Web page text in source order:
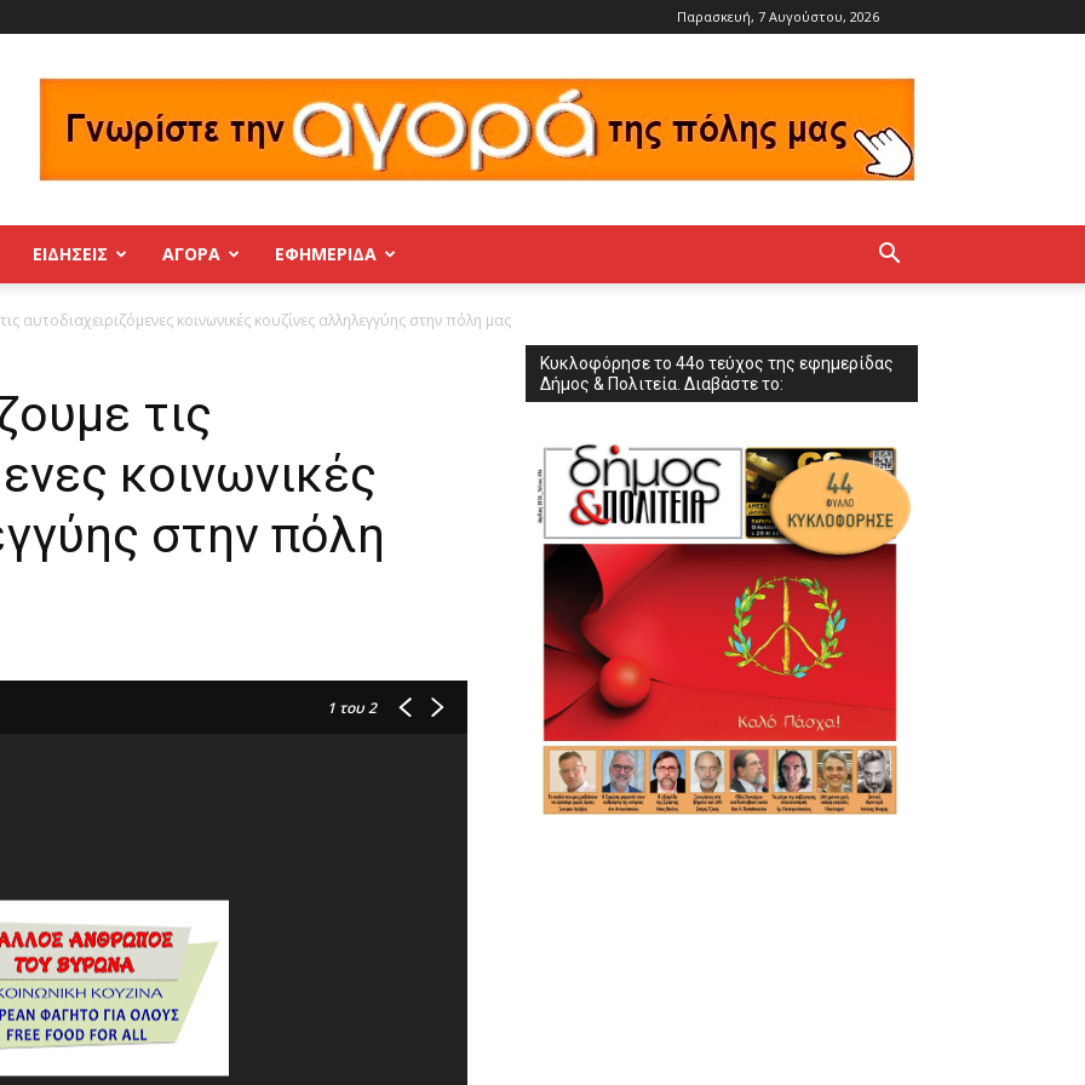
Παρασκευή, 7 Αυγούστου, 2026
ΕΙΔΗΣΕΙΣ ΑΓΟΡΑ ΕΦΗΜΕΡΊΔΑ
αυτοδιαχειριζόμενες κοινωνικές κουζίνες αλληλεγγύης στην πόλη μας
τις
κοινωνικές
στην πόλη
1 του 2
Κυκλοφόρησε το 44ο τεύχος της εφημερίδας
Δήμος & Πολιτεία. Διαβάστε το: